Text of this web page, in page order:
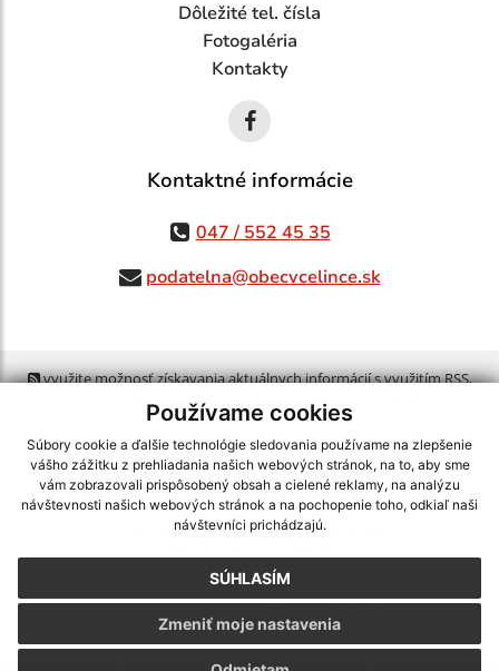
Používame cookies
Súbory cookie a ďalšie technológie sledovania používame na zlepšenie
vášho zážitku z prehliadania našich webových stránok, na to, aby sme
vám zobrazovali prispôsobený obsah a cielené reklamy, na analýzu
návštevnosti našich webových stránok a na pochopenie toho, odkiaľ naši
návštevníci prichádzajú.
SÚHLASÍM
Zmeniť moje nastavenia
Dôležité tel. čísla
Fotogaléria
Kontakty
Kontaktné informácie
047 / 552 45 35
podatelna@obecvcelince.sk
využite možnosť získavania aktuálnych informácií s využitím RSS,
CMS systém (redakčný) systém ECHELON 2, Mapa stránok
webex.digital, s.r.o.,domény,registrácia domény
spoločnosť webex.digital, s.r.o.,technický prevádzkovateľ
Posledná aktualizácia:24.07.2026
Vytlačiť stránku|Vyhlásenie o prístupnosti
webdesign